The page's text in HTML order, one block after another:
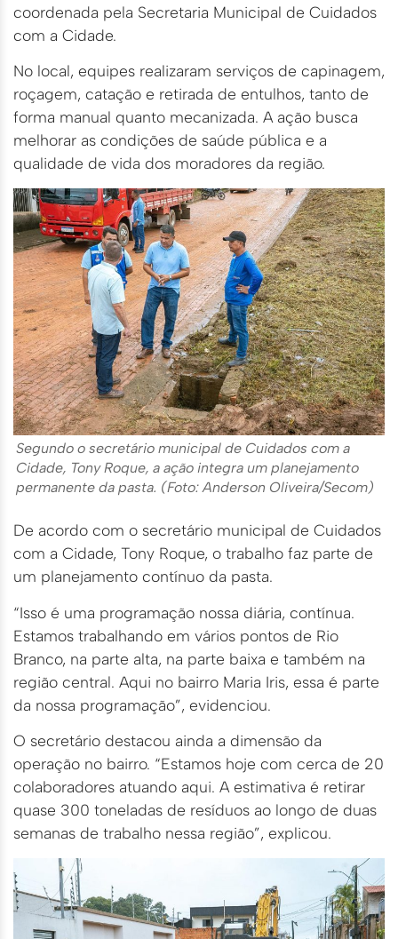
coordenada pela Secretaria Municipal de Cuidados
com a Cidade.
No local, equipes realizaram serviços de capinagem,
roçagem, catação e retirada de entulhos, tanto de
forma manual quanto mecanizada. A ação busca
melhorar as condições de saúde pública e a
qualidade de vida dos moradores da região.
Segundo o secretário municipal de Cuidados com a
Cidade, Tony Roque, a ação integra um planejamento
permanente da pasta. (Foto: Anderson Oliveira/Secom)
De acordo com o secretário municipal de Cuidados
com a Cidade, Tony Roque, o trabalho faz parte de
um planejamento contínuo da pasta.
“Isso é uma programação nossa diária, contínua.
Estamos trabalhando em vários pontos de Rio
Branco, na parte alta, na parte baixa e também na
região central. Aqui no bairro Maria Iris, essa é parte
da nossa programação”, evidenciou.
O secretário destacou ainda a dimensão da
operação no bairro. “Estamos hoje com cerca de 20
colaboradores atuando aqui. A estimativa é retirar
quase 300 toneladas de resíduos ao longo de duas
semanas de trabalho nessa região”, explicou.